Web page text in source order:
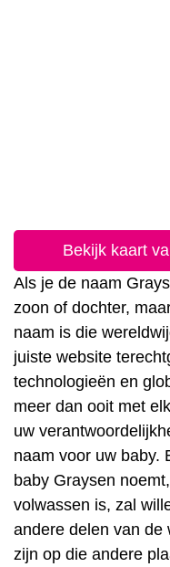
Bekijk kaart
Als je de naam
zoon of dochter,
naam is die
juiste website
technologieën en
meer dan ooit met
uw
naam voor uw baby.
baby Graysen
volwassen is, zal
andere delen van de
zijn op die andere